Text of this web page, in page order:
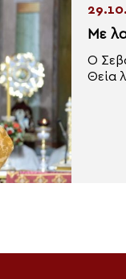
Με
Ο
Θεία